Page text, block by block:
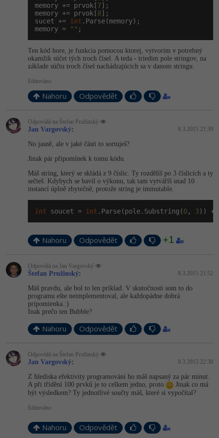
Windows
Linux
Sítě
Kybernetická bezpečnost
Fórum
Fórum
memory += prvok[7];
memory += prvok[8];
sucet += int .Parse(memory);
memory =
"" ;
Ten kód hore, je funkcia pomocou ktorej, vytvorím v potrebný
okamžik súčet tých troch čísel. A teda - triedim pole stringov, na
základe súčtu troch čísel nachádzajúcich sa v danom stringu.
Editováno
Nahoru Odpovědět
Odpovídá na Štefan Pružinský
Jan Vargovský: 8.3.2015 21:39
No jasně, ale v jaké části to sortuješ?
Jinak pár připomínek k tomu kódu.
Máš string, který se skládá z 9 číslic. Ty rozdělíš po 3 číslicích a ty
sečteš. Kdybych se bavil o výkonu, tak tam vytváříš snad 10
instancí úplně zbytečně, protože string je immutable.
int soucet = int .Parse(pole.Substring(0, 3)) +
Nahoru Odpovědět +1
Odpovídá na Jan Vargovský
Štefan Pružinský: 8.3.2015 21:52
Máš pravdu, ale bol to len príklad. V skutočnosti som to do
programu ešte neimplementoval, ale každopádne dobrá
pripomienka.:)
Inak prečo ten Bubble?
Nahoru Odpovědět
Odpovídá na Štefan Pružinský
Jan Vargovský: 8.3.2015 22:38
Z hlediska efektivity programování ho máš napsaný za pár minut.
A při třídění 100 prvků je to celkem jedno, proto
Jinak co má
být výsledkem? Ty jednotlivé součty máš, které si vypočítal?
Editováno
Nahoru Odpovědět